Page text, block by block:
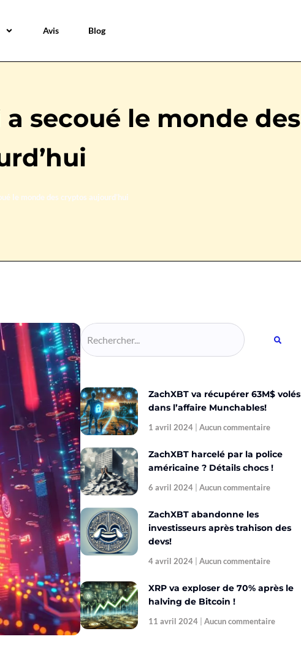
Avis Blog
secoué le monde des
le monde des cryptos aujourd’hui
ZachXBT va récupérer 63M$ volés
dans l’affaire Munchables!
1 avril 2024 Aucun commentaire
ZachXBT harcelé par la police
américaine ? Détails chocs !
6 avril 2024 Aucun commentaire
ZachXBT abandonne les
investisseurs après trahison des
devs!
4 avril 2024 Aucun commentaire
XRP va exploser de 70% après le
halving de Bitcoin !
11 avril 2024 Aucun commentaire